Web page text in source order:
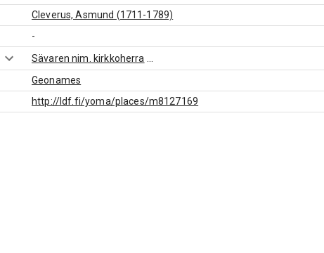
Cleverus, Asmund (1711-1789)
-
Sävaren nim. kirkkoherra
Geonames
http://ldf.fi/yoma/places/m8127169